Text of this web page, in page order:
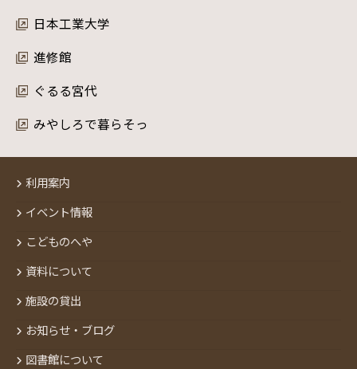
日本工業大学
進修館
ぐるる宮代
みやしろで暮らそっ
利用案内
イベント情報
こどものへや
資料について
施設の貸出
お知らせ・ブログ
図書館について